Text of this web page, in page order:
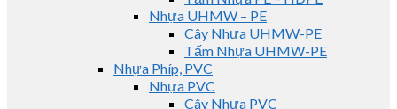
Nhựa UHMW – PE
Cây Nhựa UHMW-PE
Tấm Nhựa UHMW-PE
Nhựa Phíp, PVC
Nhựa PVC
Cây Nhựa PVC